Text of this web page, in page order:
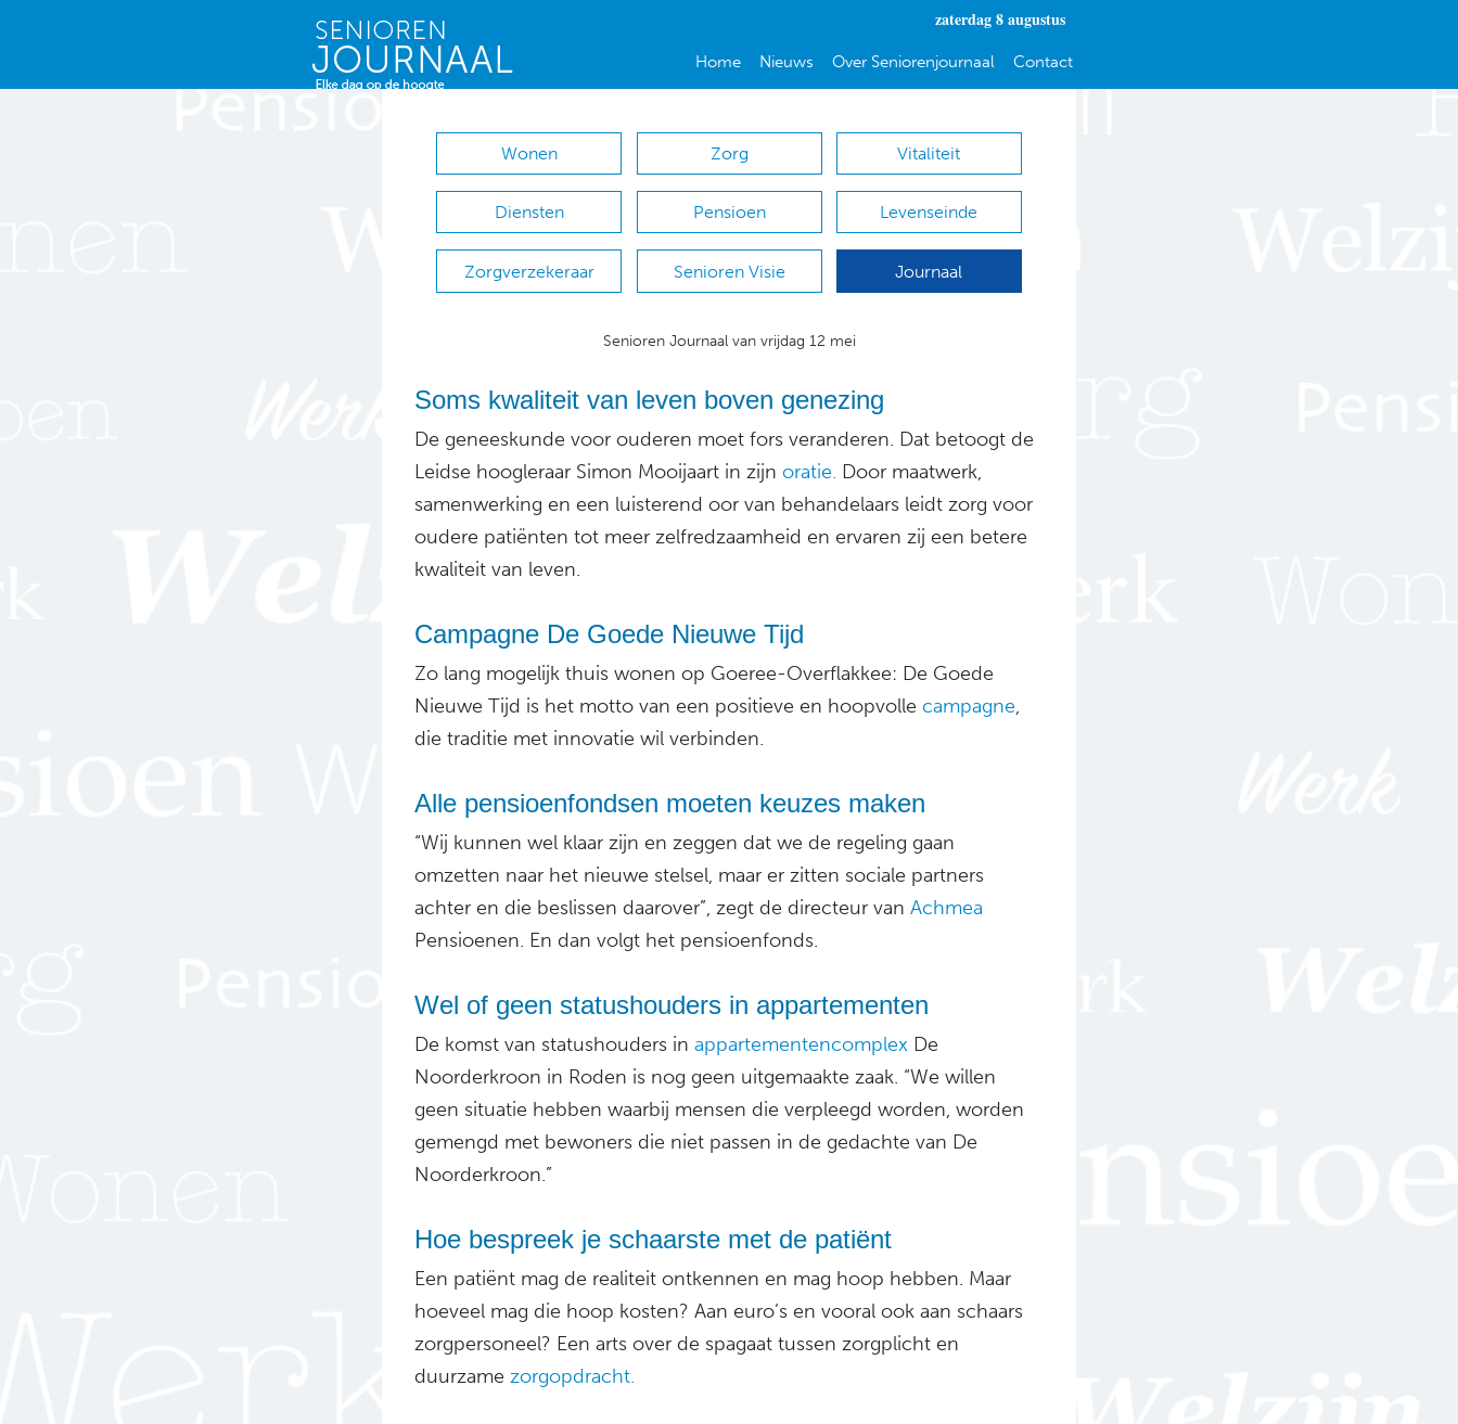
zaterdag 8 augustus
Home Nieuws Over Seniorenjournaal Contact
Wonen Zorg Vitaliteit
Diensten Pensioen Levenseinde
Zorgverzekeraar Senioren Visie Journaal
Senioren Journaal van vrijdag 12 mei
Soms kwaliteit van leven boven genezing
De geneeskunde voor ouderen moet fors veranderen. Dat betoogt de
Leidse hoogleraar Simon Mooijaart in zijn oratie. Door maatwerk,
samenwerking en een luisterend oor van behandelaars leidt zorg voor
oudere patiënten tot meer zelfredzaamheid en ervaren zij een betere
kwaliteit van leven.
Campagne De Goede Nieuwe Tijd
Zo lang mogelijk thuis wonen op Goeree-Overflakkee: De Goede
Nieuwe Tijd is het motto van een positieve en hoopvolle campagne,
die traditie met innovatie wil verbinden.
Alle pensioenfondsen moeten keuzes maken
“Wij kunnen wel klaar zijn en zeggen dat we de regeling gaan
omzetten naar het nieuwe stelsel, maar er zitten sociale partners
achter en die beslissen daarover”, zegt de directeur van Achmea
Pensioenen. En dan volgt het pensioenfonds.
Wel of geen statushouders in appartementen
De komst van statushouders in appartementencomplex De
Noorderkroon in Roden is nog geen uitgemaakte zaak. “We willen
geen situatie hebben waarbij mensen die verpleegd worden, worden
gemengd met bewoners die niet passen in de gedachte van De
Noorderkroon.”
Hoe bespreek je schaarste met de patiënt
Een patiënt mag de realiteit ontkennen en mag hoop hebben. Maar
hoeveel mag die hoop kosten? Aan euro’s en vooral ook aan schaars
zorgpersoneel? Een arts over de spagaat tussen zorgplicht en
duurzame zorgopdracht.